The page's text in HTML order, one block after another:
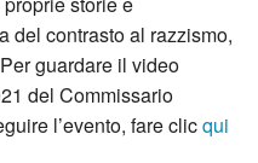
del contrasto al razzismo,
guardare il video
del Commissario
l’evento, fare clicqui